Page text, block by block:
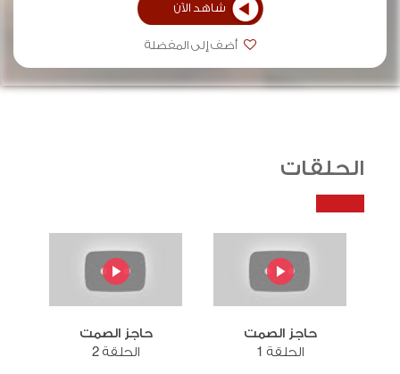
شاهد الآن
أضف إلى المفضلة
الحلقات
حاجز الصمت
الحلقة 1
حاجز الصمت
الحلقة 2